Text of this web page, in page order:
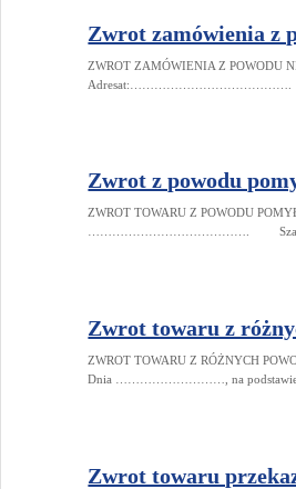
Zwrot zamówienia z
ZWROT ZAMÓWIENIA Z
Adresat:………………………………….
Zwrot z powodu
ZWROT TOWARU Z
…………………………………. Szanowna
Zwrot towaru z
ZWROT TOWARU Z
Dnia ………………………, na
Zwrot towaru